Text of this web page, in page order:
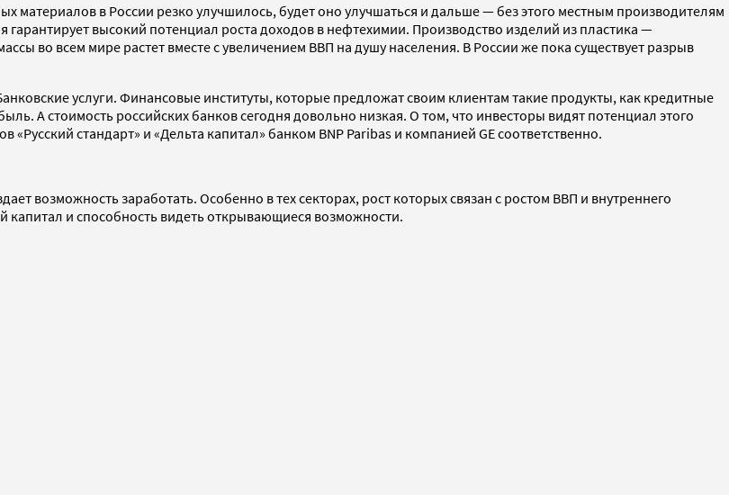
материалов в России резко улучшилось, будет оно улучшаться и дальше — без этого местным производителям
высокий потенциал роста доходов в нефтехимии. Производство изделий из пластика —
во всем мире растет вместе с увеличением ВВП на душу населения. В России же пока существует разрыв
услуги. Финансовые институты, которые предложат своим клиентам такие продукты, как кредитные
А стоимость российских банков сегодня довольно низкая. О том, что инвесторы видят потенциал этого
стандарт» и «Дельта капитал» банком BNP Paribas и компанией GE соответственно.
возможность заработать. Особенно в тех секторах, рост которых связан с ростом ВВП и внутреннего
капитал и способность видеть открывающиеся возможности.